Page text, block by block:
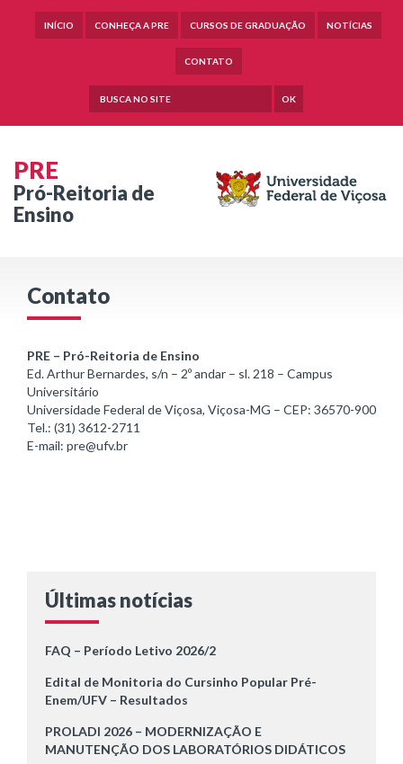
INÍCIO CONHEÇA A PRE CURSOS DE GRADUAÇÃO NOTÍCIAS
CONTATO
OK
PRE
Pró-Reitoria de
Ensino
Contato
PRE – Pró-Reitoria de Ensino
Ed. Arthur Bernardes, s/n – 2º andar – sl. 218 – Campus
Universitário
Universidade Federal de Viçosa, Viçosa-MG – CEP: 36570-900
Tel.: (31) 3612-2711
E-mail: pre@ufv.br
Últimas notícias
FAQ – Período Letivo 2026/2
Edital de Monitoria do Cursinho Popular Pré-
Enem/UFV – Resultados
PROLADI 2026 – MODERNIZAÇÃO E
MANUTENÇÃO DOS LABORATÓRIOS DIDÁTICOS